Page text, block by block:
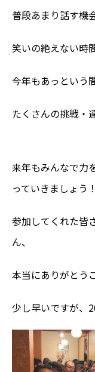
普段あまり話す機
笑いの絶えない時
今年もあっという
たくさんの挑戦・
来年もみんなで力
っていきましょう！
参加してくれた皆
ん、
本当にありがとう
少し早いですが、